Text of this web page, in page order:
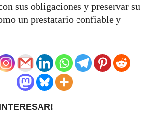
sus obligaciones y preservar su
un prestatario confiable y